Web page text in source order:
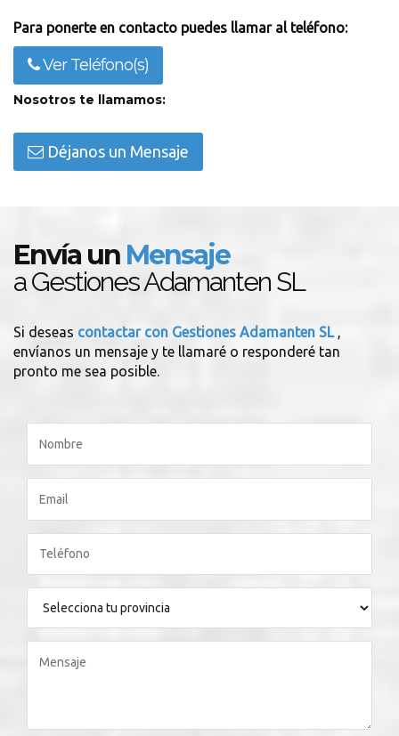
Para ponerte en contacto puedes llamar al teléfono:
Ver Teléfono(s)
Nosotros te llamamos:
Déjanos un Mensaje
Envía un Mensaje
a Gestiones Adamanten SL
Si deseas contactar con Gestiones Adamanten SL ,
envíanos un mensaje y te llamaré o responderé tan
pronto me sea posible.